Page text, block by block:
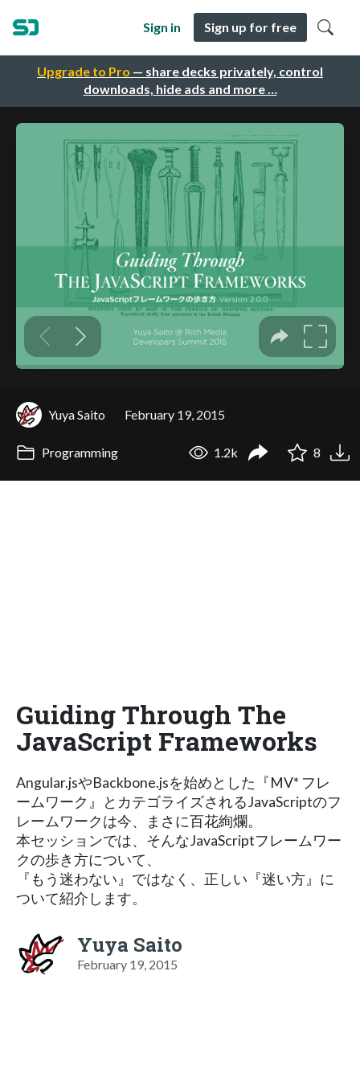
Upgrade to Pro — share decks privately, control
downloads, hide ads and more …
Sign in Sign up for free
Yuya Saito February 19, 2015
Programming 1.2k 8
Guiding Through The
JavaScript Frameworks
Angular.jsやBackbone.jsを始めとした『MV* フレ
ームワーク』とカテゴライズされるJavaScriptのフ
レームワークは今、まさに百花絢爛。
本セッションでは、そんなJavaScriptフレームワー
クの歩き方について、
『もう迷わない』ではなく、正しい『迷い方』に
ついて紹介します。
Yuya Saito
February 19, 2015